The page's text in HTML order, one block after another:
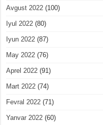
Avgust 2022 (100)
Iyul 2022 (80)
Iyun 2022 (87)
May 2022 (76)
Aprel 2022 (91)
Mart 2022 (74)
Fevral 2022 (71)
Yanvar 2022 (60)